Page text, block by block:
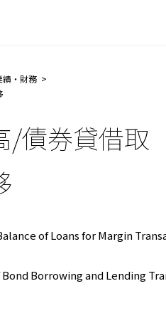
績・財務
/債券貸借取
of Loans for Margin
Borrowing and Lending